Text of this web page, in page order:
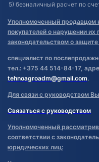
5) безналичный расчет по
Уполномоченный продавцом
покупателей о нарушении
законодательством о
специалист по
тел.: +375 44 514-84-17,
tehnoagroadm@gmail.com.
Для связи с руководством
Связаться с руководством
Уполномоченный
соответствии с
юридических лиц: